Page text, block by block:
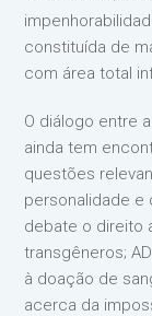
constituída de
com área total
O diálogo entre
ainda tem
questões
personalidade e
debate o direito
transgêneros;
à doação de
acerca da